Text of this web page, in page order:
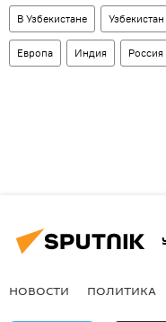
В Узбекистане Узбекистан
Европа Индия Россия
НОВОСТИ ПОЛИТИКА